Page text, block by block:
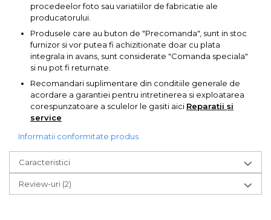
Pistol Spuma Poliuretanica
Pistol Silicon (Tub de
Silicon)
Termometru Infrarosu
Menghina de banc –
tamplarie si alte domenii
Suruburi si dibluri
Manipulat Sticla
Scule Electrice & Unelte
procedeelor foto sau variatiilor de fabricatie ale
producatorului.
Produsele care au buton de "Precomanda", sunt in stoc
furnizor si vor putea fi achizitionate doar cu plata
integrala in avans, sunt considerate "Comanda speciala"
si nu pot fi returnate.
Recomandari suplimentare din conditiile generale de
acordare a garantiei pentru intretinerea si exploatarea
corespunzatoare a sculelor le gasiti aici Reparatii și
service
Informatii conformitate produs
Caracteristici
Review-uri (2)